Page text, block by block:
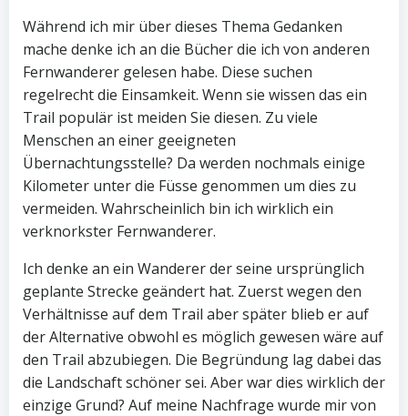
Während ich mir über dieses Thema Gedanken
mache denke ich an die Bücher die ich von anderen
Fernwanderer gelesen habe. Diese suchen
regelrecht die Einsamkeit. Wenn sie wissen das ein
Trail populär ist meiden Sie diesen. Zu viele
Menschen an einer geeigneten
Übernachtungsstelle? Da werden nochmals einige
Kilometer unter die Füsse genommen um dies zu
vermeiden. Wahrscheinlich bin ich wirklich ein
verknorkster Fernwanderer.
Ich denke an ein Wanderer der seine ursprünglich
geplante Strecke geändert hat. Zuerst wegen den
Verhältnisse auf dem Trail aber später blieb er auf
der Alternative obwohl es möglich gewesen wäre auf
den Trail abzubiegen. Die Begründung lag dabei das
die Landschaft schöner sei. Aber war dies wirklich der
einzige Grund? Auf meine Nachfrage wurde mir von